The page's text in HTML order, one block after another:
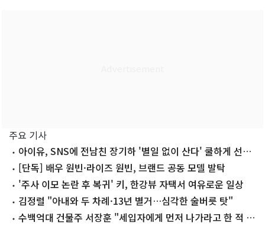
주요 기사
아이유, SNS에 전남친 장기하 '별일 없이 산다' 쿨하게 선곡
'깜짝'
[단독] 배우 원빈·라이즈 원빈, 브랜드 공동 모델 발탁
'주사 이모 논란 후 복귀' 키, 한강뷰 자택서 여유로운 일상
김정렬 "아내와 두 차례·13년 별거…심각한 술버릇 탓"
수백억대 건물주 서장훈 "세입자에게 먼저 나가라고 한 적 없